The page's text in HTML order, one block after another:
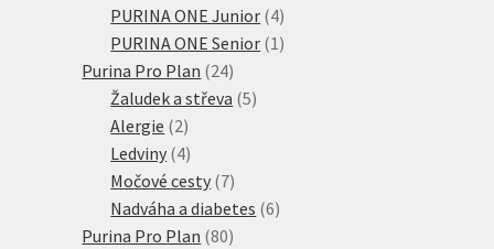
PURINA ONE Junior 44
produkty
PURINA ONE Senior 1 1
Purina Pro Plan 2424
produktů
Žaludek a střeva 55
Alergie 22
produkty
Ledviny 44
produkty
Močové cesty 77
produktů
Nadváha a diabetes 66
Purina Pro Plan 8080